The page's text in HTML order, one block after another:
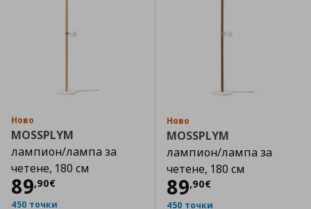
Ново
MOSSPLYM
лампион/лампа за
четене, 180 см
89,90€
Цена
450 точки
Ново
MOSSPLYM
лампион/лампа за
четене, 180 см
89,90€
Цена
450 точки